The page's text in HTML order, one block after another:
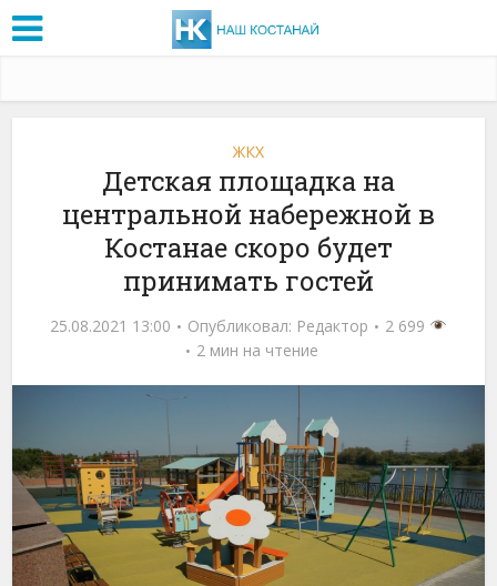
ЖКХ
Детская площадка на
центральной набережной в
Костанае скоро будет
принимать гостей
25.08.2021 13:00 Опубликовал: Редактор
2 699
2 мин на чтение